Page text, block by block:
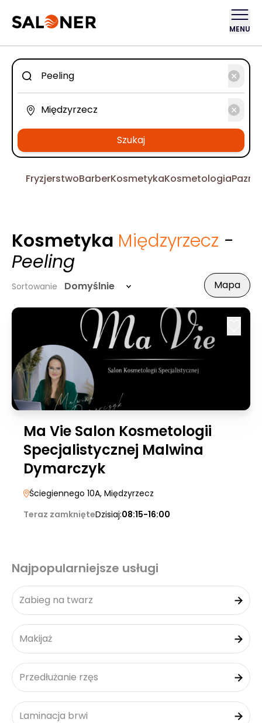
MENU
Szukaj
FryzjerstwoBarberKosmetykaKosmetologia
Kosmetyka Międzyrzecz -
Peeling
Sortowanie Domyślnie Mapa
Ma Vie Salon Kosmetologii
Specjalistycznej Malwina
Dymarczyk
Ściegiennego 10A, Międzyrzecz
Teraz zamknięteDzisiaj:08:15-16:00
Najpopularniejsze usługi
Zabieg na twarz
Makijaż
Przedłużanie rzęs
Laminacja brwi